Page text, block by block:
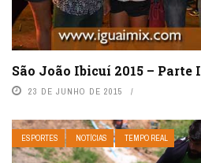
São João Ibicuí 2015 – Parte I
23 DE JUNHO DE 2015
ESPORTES NOTÍCIAS TEMPO REAL